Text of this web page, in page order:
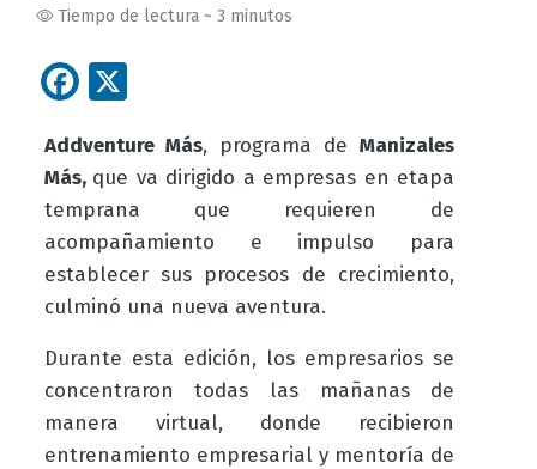
Tiempo de lectura ~ 3 minutos
Facebook
Addventure Más, programa deManizales
Más, que va dirigido a empresas en etapa
temprana que requieren de
acompañamiento e impulso para
establecer sus procesos de crecimiento,
culminó una nueva aventura.
Durante esta edición, los empresarios se
concentraron todas las mañanas de
manera virtual, donde recibieron
entrenamiento empresarial y mentoría de